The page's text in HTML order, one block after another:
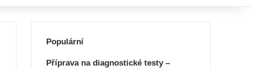
Populární
Příprava na diagnostické testy –